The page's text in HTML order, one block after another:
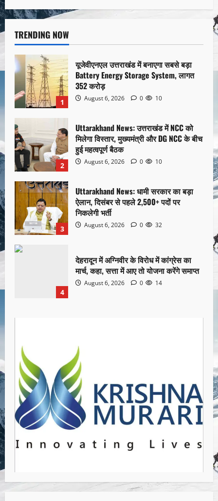
TRENDING NOW
1
यूजेवीएनएल उत्तराखंड में बनाएगा सबसे बड़ा
Battery Energy Storage System, लागत
352 करोड़
August 6, 2026 0 10
2
Uttarakhand News: उत्तराखंड में NCC को
मिलेगा विस्तार, मुख्यमंत्री और DG NCC के बीच
हुई महत्वपूर्ण बैठक
August 6, 2026 0 10
3
Uttarakhand News: धामी सरकार का बड़ा
ऐलान, दिसंबर से पहले 2,500+ पदों पर
निकलेगी भर्ती
August 6, 2026 0 32
4
देहरादून में अग्निवीर के विरोध में कांग्रेस का
मार्च, कहा, सत्ता में आए तो योजना करेंगे समाप्त
August 6, 2026 0 14